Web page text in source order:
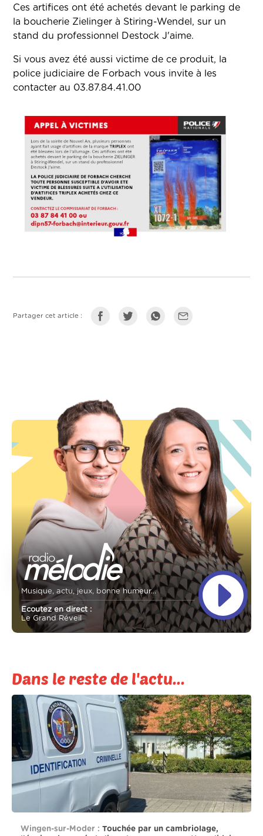
Ces artifices ont été achetés devant le parking de
la boucherie Zielinger à Stiring-Wendel, sur un
stand du professionnel Destock J'aime.
Si vous avez été aussi victime de ce produit, la
police judiciaire de Forbach vous invite à les
contacter au 03.87.84.41.00
Partager cet article :
Musique, actu, jeux, bonne humeur...
Ecoutez en direct :
Le Grand Réveil
Dans le reste de l'actu...
Wingen-sur-Moder : Touchée par un cambriolage,